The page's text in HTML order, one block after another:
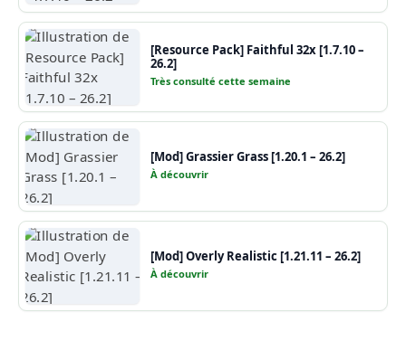
[Resource Pack] Faithful 32x [1.7.10 –
26.2]
Très consulté cette semaine
[Mod] Grassier Grass [1.20.1 – 26.2]
À découvrir
[Mod] Overly Realistic [1.21.11 – 26.2]
À découvrir